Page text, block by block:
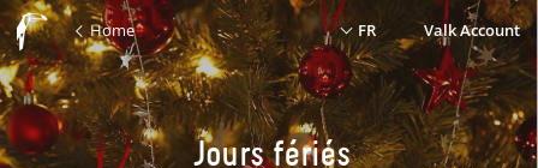
Home FR Valk Account
Jours fériés